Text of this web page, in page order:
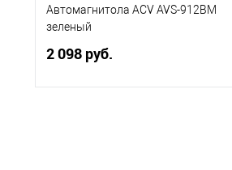
Автомагнитола ACV AVS-912BM
зеленый
2 098 руб.